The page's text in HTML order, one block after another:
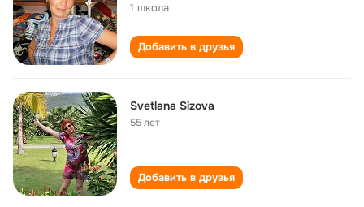
1 школа
Добавить в друзья
Svetlana Sizova
55 лет
Добавить в друзья